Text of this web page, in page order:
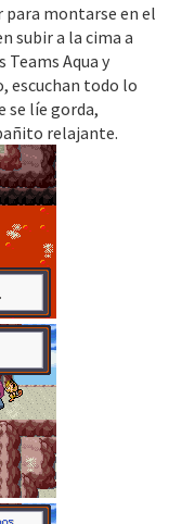
para montarse en el
subir a la cima a
Aqua y
escuchan todo lo
se líe gorda,
relajante.